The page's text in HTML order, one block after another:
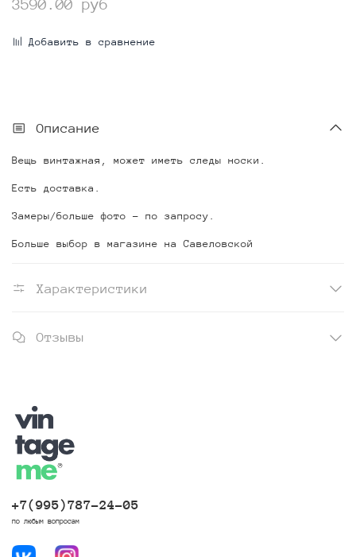
3590.00 руб
Добавить в сравнение
Описание
Вещь винтажная, может иметь следы носки.
Есть доставка.
Замеры/больше фото - по запросу.
Больше выбор в магазине на Савеловской
Характеристики
Отзывы
+7(995)787-24-05
по любым вопросам